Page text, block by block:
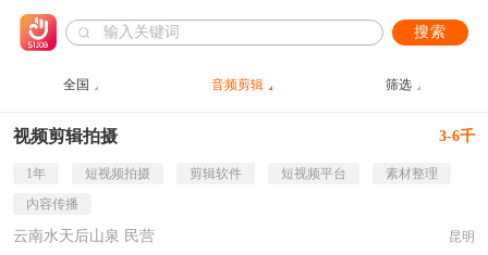
搜索
全国 音频剪辑 筛选
视频剪辑拍摄 3-6千
1年 短视频拍摄 剪辑软件 短视频平台
素材整理
内容传播
云南水天后山泉 民营 昆明